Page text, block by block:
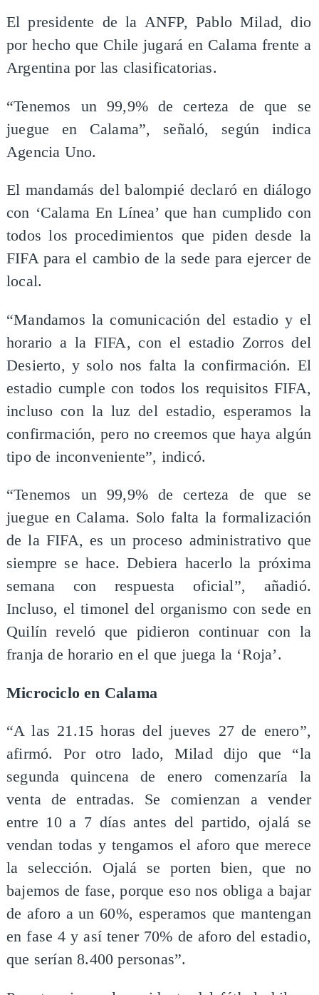
El presidente de la ANFP, Pablo Milad, dio
por hecho que Chile jugará en Calama frente a
Argentina por las clasificatorias.
“Tenemos un 99,9% de certeza de que se
juegue en Calama”, señaló, según indica
Agencia Uno.
El mandamás del balompié declaró en diálogo
con ‘Calama En Línea’ que han cumplido con
todos los procedimientos que piden desde la
FIFA para el cambio de la sede para ejercer de
local.
“Mandamos la comunicación del estadio y el
horario a la FIFA, con el estadio Zorros del
Desierto, y solo nos falta la confirmación. El
estadio cumple con todos los requisitos FIFA,
incluso con la luz del estadio, esperamos la
confirmación, pero no creemos que haya algún
tipo de inconveniente”, indicó.
“Tenemos un 99,9% de certeza de que se
juegue en Calama. Solo falta la formalización
de la FIFA, es un proceso administrativo que
siempre se hace. Debiera hacerlo la próxima
semana con respuesta oficial”, añadió.
Incluso, el timonel del organismo con sede en
Quilín reveló que pidieron continuar con la
franja de horario en el que juega la ‘Roja’.
Microciclo en Calama
“A las 21.15 horas del jueves 27 de enero”,
afirmó. Por otro lado, Milad dijo que “la
segunda quincena de enero comenzaría la
venta de entradas. Se comienzan a vender
entre 10 a 7 días antes del partido, ojalá se
vendan todas y tengamos el aforo que merece
la selección. Ojalá se porten bien, que no
bajemos de fase, porque eso nos obliga a bajar
de aforo a un 60%, esperamos que mantengan
en fase 4 y así tener 70% de aforo del estadio,
que serían 8.400 personas”.